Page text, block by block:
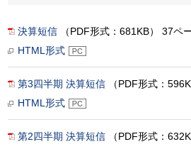
決算短信 （PDF形式：681KB） 37ペ
HTML形式
第3四半期 決算短信 （PDF形式：
HTML形式
第2四半期 決算短信 （PDF形式：